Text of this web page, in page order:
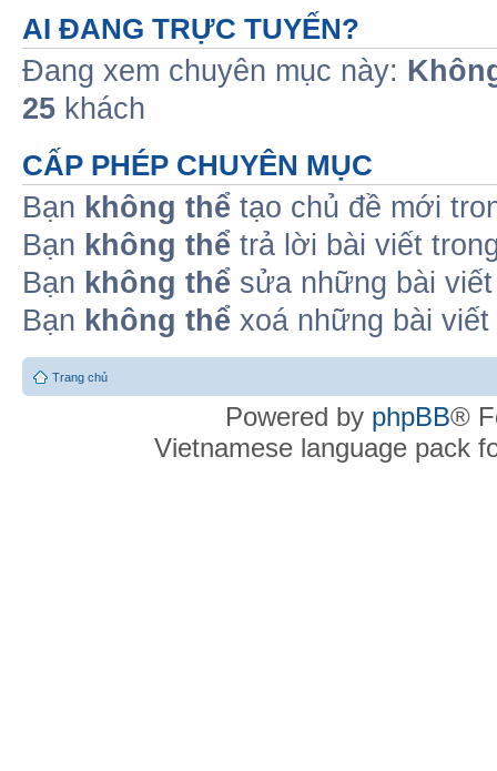
AI ĐANG TRỰC TUYẾN?
Đang xem chuyên mục này:
25 khách
CẤP PHÉP CHUYÊN MỤC
Bạn không thể tạo chủ đề mới
Bạn không thể trả lời bài viết
Bạn không thể sửa những bài
Bạn không thể xoá những bài
Trang chủ
Powered by phpBB®
Vietnamese language pack